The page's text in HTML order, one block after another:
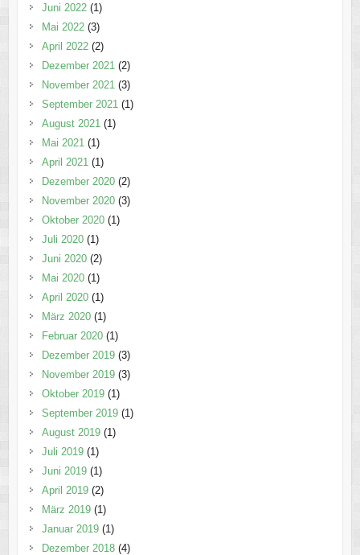
Juni 2022(1)
Mai 2022(3)
April 2022(2)
Dezember 2021 (2)
November 2021 (3)
September 2021 (1)
August 2021 (1)
Mai 2021 (1)
April 2021 (1)
Dezember 2020(2)
November 2020(3)
Oktober 2020(1)
Juli 2020(1)
Juni 2020(2)
Mai 2020(1)
April 2020(1)
März 2020(1)
Februar 2020(1)
Dezember 2019(3)
November 2019(3)
Oktober 2019(1)
September 2019(1)
August 2019(1)
Juli 2019(1)
Juni 2019(1)
April 2019(2)
März 2019(1)
Januar 2019(1)
Dezember 2018(4)